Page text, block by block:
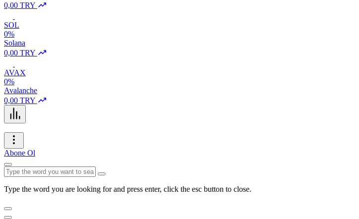
0,00 TRY
SOL
0%
Solana
0,00 TRY
AVAX
0%
Avalanche
0,00 TRY
Abone Ol
Type the word you are looking for and press enter, click the esc button to close.